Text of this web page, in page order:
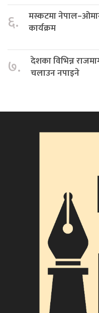
६.
मस्कटमा नेपाल–ओमान
कार्यक्रम
७.
देशका विभिन्न
चलाउन नपाइने